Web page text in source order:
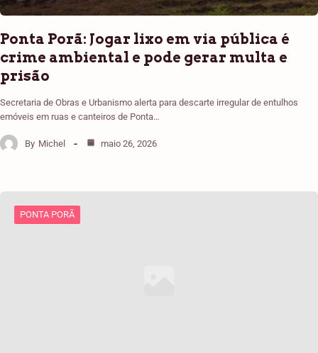
Ponta Porã: Jogar lixo em via pública é
crime ambiental e pode gerar multa e
prisão
Secretaria de Obras e Urbanismo alerta para descarte irregular de entulhos
emóveis em ruas e canteiros de Ponta…
By Michel maio 26, 2026
PONTA PORÃ